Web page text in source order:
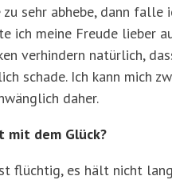
zu sehr abhebe, dann falle
ich meine Freude lieber
verhindern natürlich,
schade. Ich kann mich
daher.
mit dem Glück?
flüchtig, es hält nicht